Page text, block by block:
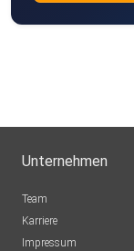
Unternehmen
Team
Karriere
Impressum